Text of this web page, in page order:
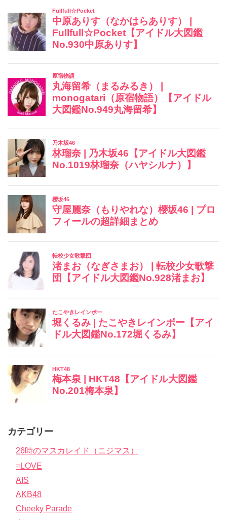
カテゴリー
26時のマスカレイド（ニジマス）
=LOVE
AIS
AKB48
Cheeky Parade